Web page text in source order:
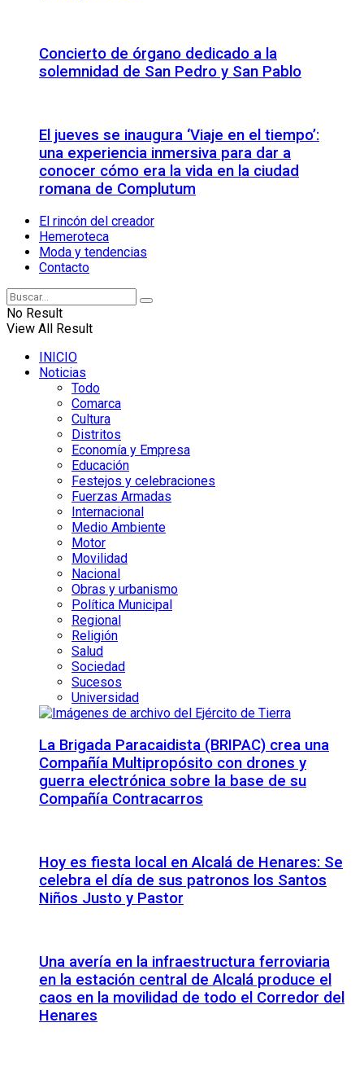
Concierto de órgano dedicado a la
solemnidad de San Pedro y San Pablo
El jueves se inaugura ‘Viaje en el tiempo’:
una experiencia inmersiva para dar a
conocer cómo era la vida en la ciudad
romana de Complutum
El rincón del creador
Hemeroteca
Moda y tendencias
Contacto
No Result
View All Result
INICIO
Noticias
Todo
Comarca
Cultura
Distritos
Economía y Empresa
Educación
Festejos y celebraciones
Fuerzas Armadas
Internacional
Medio Ambiente
Motor
Movilidad
Nacional
Obras y urbanismo
Política Municipal
Regional
Religión
Salud
Sociedad
Sucesos
Universidad
La Brigada Paracaidista (BRIPAC) crea una
Compañía Multipropósito con drones y
guerra electrónica sobre la base de su
Compañía Contracarros
Hoy es fiesta local en Alcalá de Henares: Se
celebra el día de sus patronos los Santos
Niños Justo y Pastor
Una avería en la infraestructura ferroviaria
en la estación central de Alcalá produce el
caos en la movilidad de todo el Corredor del
Henares